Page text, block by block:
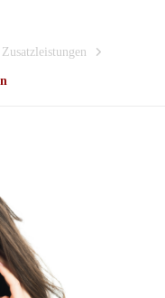
Zusatzleistungen